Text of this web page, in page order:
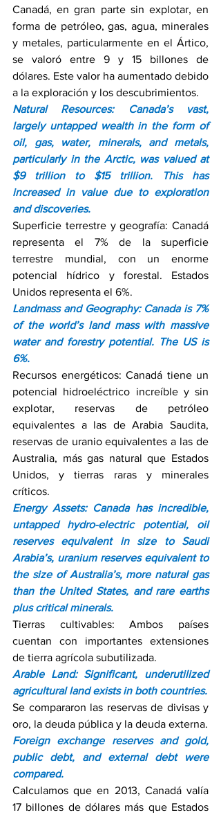
Canadá, en gran parte sin explotar, en
forma de petróleo, gas, agua, minerales
y metales, particularmente en el Ártico,
se valoró entre 9 y 15 billones de
dólares. Este valor ha aumentado debido
a la exploración y los descubrimientos.
Natural Resources: Canada’s vast,
largely untapped wealth in the form of
oil, gas, water, minerals, and metals,
particularly in the Arctic, was valued at
$9 trillion to $15 trillion. This has
increased in value due to exploration
and discoveries.
Superficie terrestre y geografía: Canadá
representa el 7% de la superficie
terrestre mundial, con un enorme
potencial hídrico y forestal. Estados
Unidos representa el 6%.
Landmass and Geography: Canada is 7%
of the world’s land mass with massive
water and forestry potential. The US is
6%.
Recursos energéticos: Canadá tiene un
potencial hidroeléctrico increíble y sin
explotar, reservas de petróleo
equivalentes a las de Arabia Saudita,
reservas de uranio equivalentes a las de
Australia, más gas natural que Estados
Unidos, y tierras raras y minerales
críticos.
Energy Assets: Canada has incredible,
untapped hydro-electric potential, oil
reserves equivalent in size to Saudi
Arabia’s, uranium reserves equivalent to
the size of Australia’s, more natural gas
than the United States, and rare earths
plus critical minerals.
Tierras cultivables: Ambos países
cuentan con importantes extensiones
de tierra agrícola subutilizada.
Arable Land: Significant, underutilized
agricultural land exists in both countries.
Se compararon las reservas de divisas y
oro, la deuda pública y la deuda externa.
Foreign exchange reserves and gold,
public debt, and external debt were
compared.
Calculamos que en 2013, Canadá valía
17 billones de dólares más que Estados